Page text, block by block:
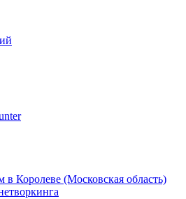
в Королеве (Московская область)